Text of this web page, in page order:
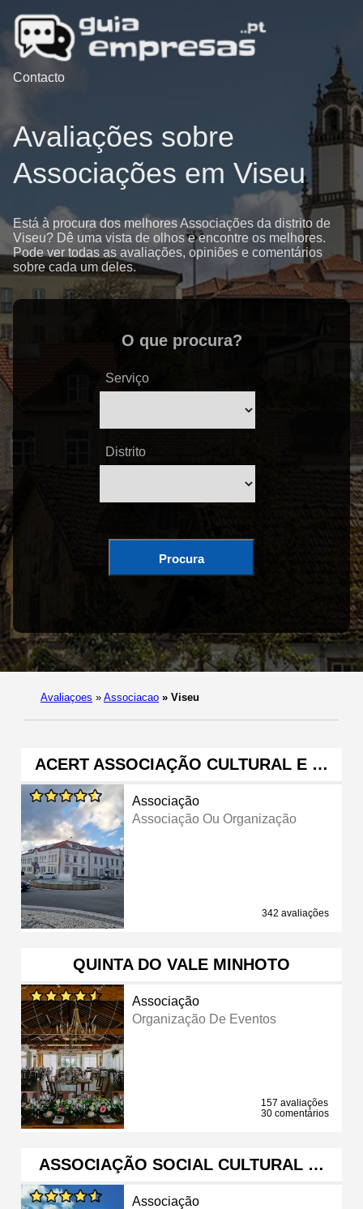
Contacto
Avaliações sobre
Associações em Viseu
Está à procura dos melhores Associações da distrito de
Viseu? Dê uma vista de olhos e encontre os melhores.
Pode ver todas as avaliações, opiniões e comentários
sobre cada um deles.
O que procura?
Serviço
Distrito
Procura
Avaliaçoes » Associacao » Viseu
ACERT ASSOCIAÇÃO CULTURAL E …
Associação
Associação Ou Organização
342 avaliações
QUINTA DO VALE MINHOTO
Associação
Organização De Eventos
157 avaliações
30 comentários
ASSOCIAÇÃO SOCIAL CULTURAL …
Associação